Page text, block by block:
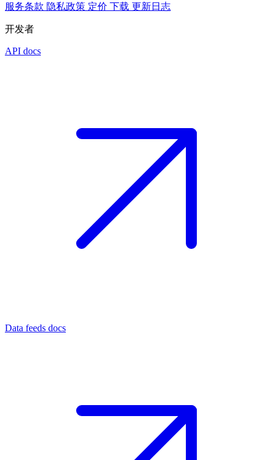
服务条款 隐私政策 定价 下载 更新日志
开发者
API docs
Data feeds docs